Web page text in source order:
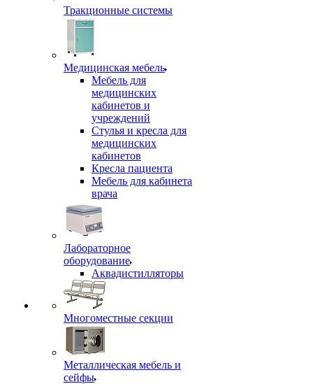
Тракционные системы
Медицинская мебель
Мебель для
медицинских
кабинетов и
учреждений
Стулья и кресла для
медицинских
кабинетов
Кресла пациента
Мебель для кабинета
врача
Лабораторное
оборудование
Аквадистилляторы
Многоместные секции
Металлическая мебель и
сейфы